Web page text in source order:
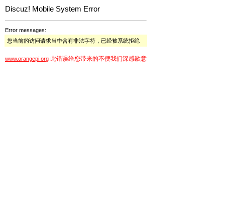
Discuz! Mobile System Error
Error messages:
您当前的访问请求当中含有非法字符，已经被系统拒绝
www.orangepi.org 此错误给您带来的不便我们深感歉意